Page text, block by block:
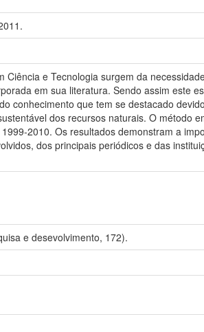
Ciência e Tecnologia surgem da
em sua literatura. Sendo assim este
conhecimento que tem se destacado
dos recursos naturais. O método
2010. Os resultados demonstram a
dos principais periódicos e das
e desevolvimento, 172).